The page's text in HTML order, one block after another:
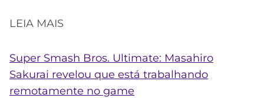
LEIA MAIS
Super Smash Bros. Ultimate: Masahiro
Sakurai revelou que está trabalhando
remotamente no game